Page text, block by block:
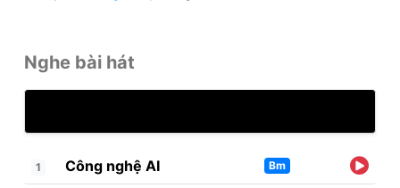
Nghe bài hát
1 Công nghệ AI Bm